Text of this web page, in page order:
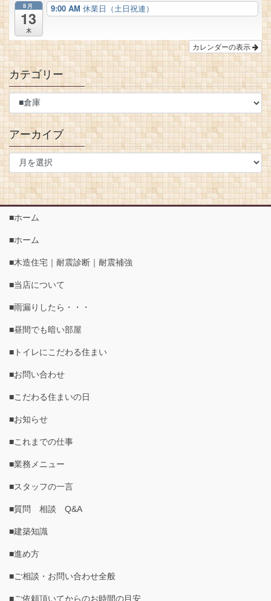
8月
13
木
9:00 AM 休業日（土日祝連）
カレンダーの表示
カテゴリー
アーカイブ
■ホーム
■ホーム
■木造住宅｜耐震診断｜耐震補強
■当店について
■雨漏りしたら・・・
■昼間でも暗い部屋
■トイレにこだわる住まい
■お問い合わせ
■こだわる住まいの日
■お知らせ
■これまでの仕事
■業務メニュー
■スタッフの一言
■質問 相談 Q&A
■建築知識
■進め方
■ご相談・お問い合わせ全般
■ご依頼頂いてからのお時間の目安